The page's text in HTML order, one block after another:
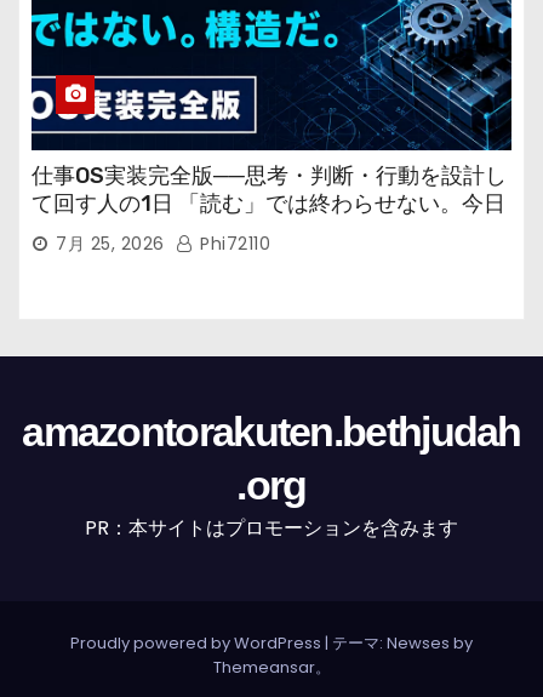
仕事OS実装完全版──思考・判断・行動を設計し
て回す人の1日 「読む」では終わらせない。今日
から回す実装書だ。
7月 25, 2026 Phi72110
amazontorakuten.bethjudah
.org
PR：本サイトはプロモーションを含みます
Proudly powered by WordPress | テーマ: Newses by
Themeansar。